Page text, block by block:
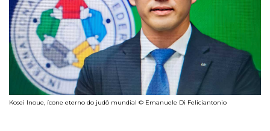
Kosei Inoue, ícone eterno do judô mundial © Emanuele Di Feliciantonio